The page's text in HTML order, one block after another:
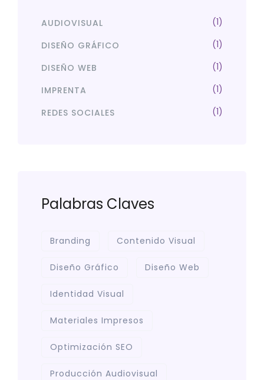
AUDIOVISUAL
(1)
DISEÑO GRÁFICO
(1)
DISEÑO WEB
(1)
IMPRENTA
(1)
REDES SOCIALES
(1)
Palabras Claves
Branding Contenido Visual
Diseño Gráfico Diseño Web
Identidad Visual
Materiales Impresos
Optimización SEO
Producción Audiovisual